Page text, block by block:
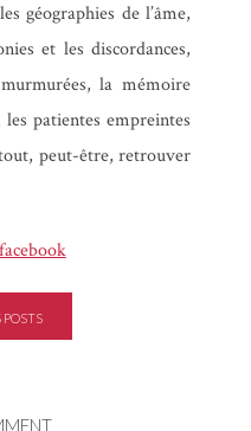
géographies de l’âme,
et les discordances,
la mémoire
patientes empreintes
peut-être, retrouver
POSTS